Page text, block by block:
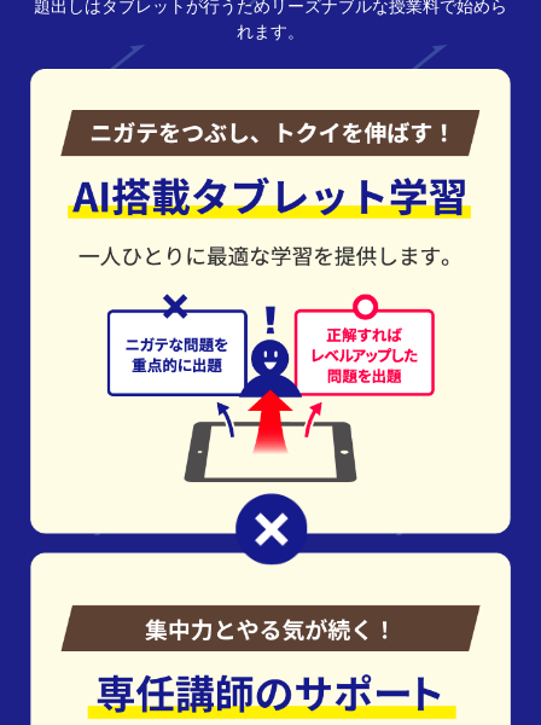
題出しはタブレットが行うためリーズナブルな授業料で始めら
れます。